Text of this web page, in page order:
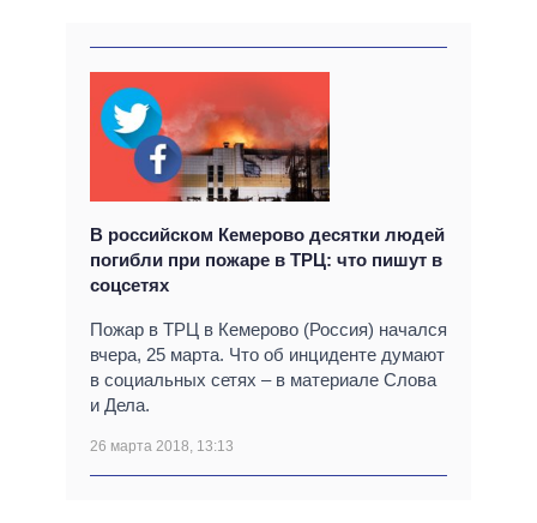
В российском Кемерово десятки людей
погибли при пожаре в ТРЦ: что пишут в
соцсетях
Пожар в ТРЦ в Кемерово (Россия) начался
вчера, 25 марта. Что об инциденте думают
в социальных сетях – в материале Слова
и Дела.
26 марта 2018, 13:13